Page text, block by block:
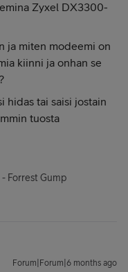
Zyxel DX3300-
ja miten modeemi on
kiinni ja onhan se
hidas tai saisi jostain
tuosta
Forrest Gump
Forum|Forum|6 months ago